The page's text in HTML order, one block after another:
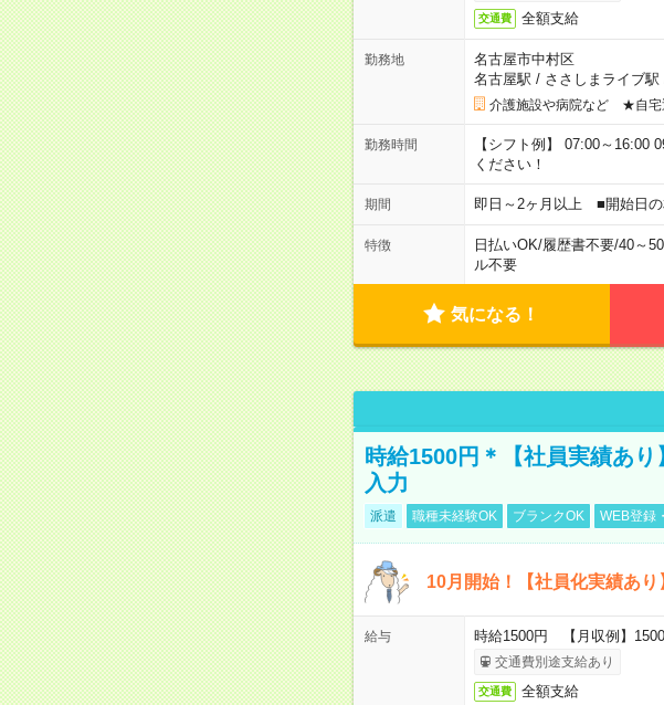
交通費 全額支給
勤務地
名古屋市中村区
名古屋駅 / ささしまライブ駅
介護施設や病院など ★自宅
勤務時間
【シフト例】 07:00～16:00
ください！
期間 即日～2ヶ月以上 ■開始日の
特徴 日払いOK/履歴書不要/40～
ル不要
気になる！
時給1500円＊【社員実績あ
入力
派遣 職種未経験OK ブランクOK WEB登録
10月開始！【社員化実績あ
給与 時給1500円 【月収例】
交通費別途支給あり
交通費 全額支給